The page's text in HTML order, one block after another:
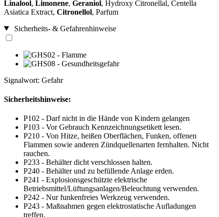
Linalool, Limonene, Geraniol, Hydroxy Citronellal, Centella
Asiatica Extract, Citronellol, Parfum
Sicherheits- & Gefahrenhinweise
Signalwort: Gefahr
Sicherheitshinweise:
P102 - Darf nicht in die Hände von Kindern gelangen
P103 - Vor Gebrauch Kennzeichnungsetikett lesen.
P210 - Von Hitze, heißen Oberflächen, Funken, offenen
Flammen sowie anderen Zündquellenarten fernhalten. Nicht
rauchen.
P233 - Behälter dicht verschlossen halten.
P240 - Behälter und zu befüllende Anlage erden.
P241 - Explosionsgeschützte elektrische
Betriebsmittel/Lüftungsanlagen/Beleuchtung verwenden.
P242 - Nur funkenfreies Werkzeug verwenden.
P243 - Maßnahmen gegen elektrostatische Aufladungen
treffen.